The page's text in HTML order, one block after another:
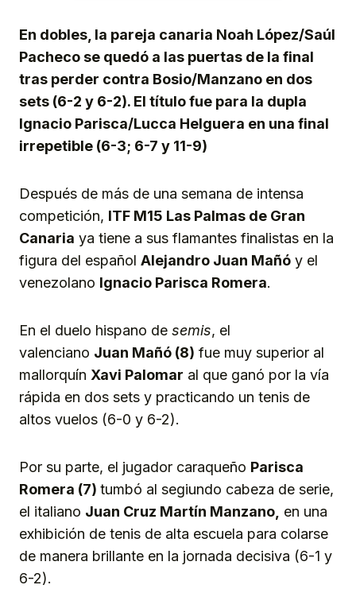
En dobles, la pareja canaria Noah López/Saúl
Pacheco se quedó a las puertas de la final
tras perder contra Bosio/Manzano en dos
sets (6-2 y 6-2). El título fue para la dupla
Ignacio Parisca/Lucca Helguera en una final
irrepetible (6-3; 6-7 y 11-9)
Después de más de una semana de intensa
competición, ITF M15 Las Palmas de Gran
Canaria ya tiene a sus flamantes finalistas en la
figura del español Alejandro Juan Mañó y el
venezolano Ignacio Parisca Romera.
En el duelo hispano de semis, el
valenciano Juan Mañó (8) fue muy superior al
mallorquín Xavi Palomar al que ganó por la vía
rápida en dos sets y practicando un tenis de
altos vuelos (6-0 y 6-2).
Por su parte, el jugador caraqueño Parisca
Romera (7) tumbó al segiundo cabeza de serie,
el italiano Juan Cruz Martín Manzano, en una
exhibición de tenis de alta escuela para colarse
de manera brillante en la jornada decisiva (6-1 y
6-2).